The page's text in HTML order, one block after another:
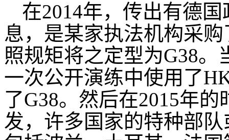
在2014年，传出有德
息，是某家执法机构采
照规矩将之定型为G38
一次公开演练中使用了
了G38。然后在2015年
发，许多国家的特种部